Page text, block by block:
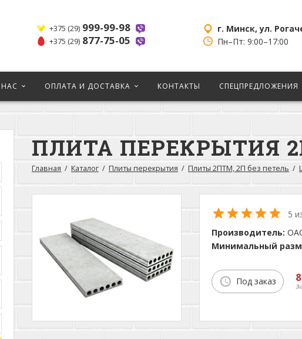
+375 (29) 999-99-98
+375 (29) 877-75-05
г. Минск, ул.
Пн–Пт: 9:00–17:00
ОПЛАТА И ДОСТАВКА КОНТАКТЫ СПЕЦПРЕДЛОЖЕНИЯ
ПЛИТА ПЕРЕКРЫТИЯ
Главная Каталог Плиты перекрытия Плиты 2ПТМ, 2П без петель
5
Производитель:
Минимальный
Под заказ